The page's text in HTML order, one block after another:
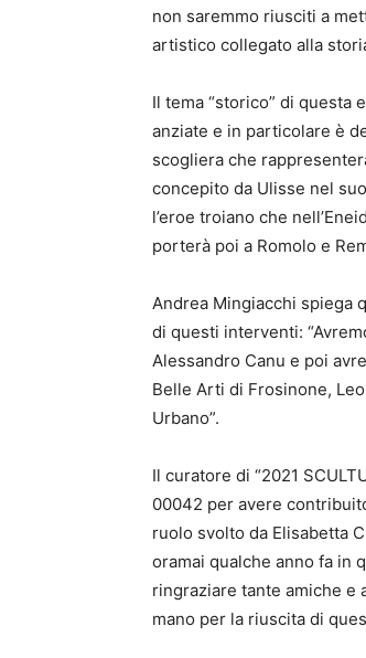
non saremmo riusciti a
artistico collegato alla
Il tema “storico” di questa
anziate e in particolare è
scogliera che
concepito da Ulisse nel
l’eroe troiano che
porterà poi a Romolo e
Andrea Mingiacchi spiega
di questi interventi:
Alessandro Canu e poi
Belle Arti di Frosinone,
Urbano”.
Il curatore di “2021
00042 per avere
ruolo svolto da Elisabetta
oramai qualche anno fa in
ringraziare tante amiche e
mano per la riuscita di